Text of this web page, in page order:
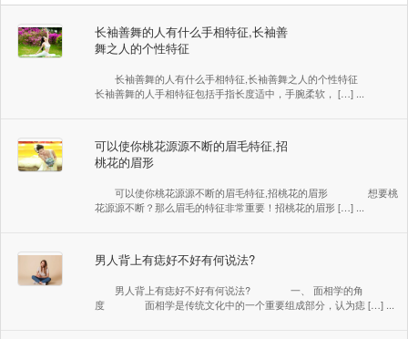
长袖善舞的人有什么手相特征,长袖善
舞之人的个性特征
长袖善舞的人有什么手相特征,长袖善舞之人的个性特征
长袖善舞的人手相特征包括手指长度适中，手腕柔软， […] ...
可以使你桃花源源不断的眉毛特征,招
桃花的眉形
可以使你桃花源源不断的眉毛特征,招桃花的眉形 想要桃
花源源不断？那么眉毛的特征非常重要！招桃花的眉形 […] ...
男人背上有痣好不好有何说法?
男人背上有痣好不好有何说法? 一、 面相学的角
度 面相学是传统文化中的一个重要组成部分，认为痣 […] ...